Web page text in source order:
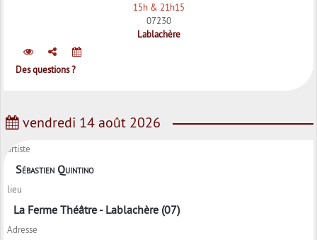
15h & 21h15
07230
Lablachère
Des questions ?
vendredi 14 août 2026
artiste
Sébastien Quintino
lieu
La Ferme Théâtre - Lablachère (07)
Adresse